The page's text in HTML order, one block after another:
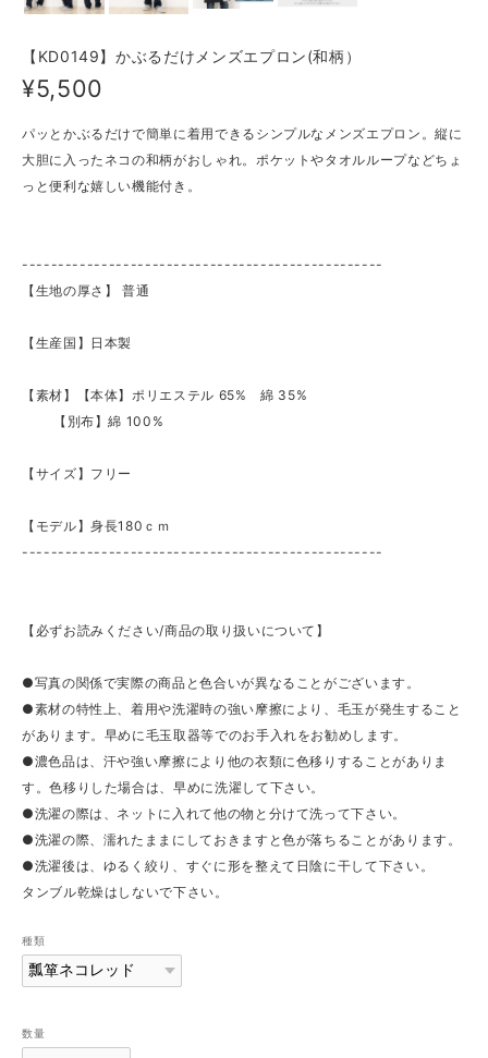
【KD0149】かぶるだけメンズエプロン(和柄）
¥5,500
パッとかぶるだけで簡単に着用できるシンプルなメンズエプロン。縦に
大胆に入ったネコの和柄がおしゃれ。ポケットやタオルループなどちょ
っと便利な嬉しい機能付き。
--------------------------------------------------
【生地の厚さ】 普通
【生産国】日本製
【素材】【本体】ポリエステル 65% 綿 35%
【別布】綿 100%
【サイズ】フリー
【モデル】身長180ｃｍ
--------------------------------------------------
【必ずお読みください/商品の取り扱いについて】
●写真の関係で実際の商品と色合いが異なることがございます。
●素材の特性上、着用や洗濯時の強い摩擦により、毛玉が発生すること
があります。早めに毛玉取器等でのお手入れをお勧めします。
●濃色品は、汗や強い摩擦により他の衣類に色移りすることがありま
す。色移りした場合は、早めに洗濯して下さい。
●洗濯の際は、ネットに入れて他の物と分けて洗って下さい。
●洗濯の際、濡れたままにしておきますと色が落ちることがあります。
●洗濯後は、ゆるく絞り、すぐに形を整えて日陰に干して下さい。
タンブル乾燥はしないで下さい。
種類
数量